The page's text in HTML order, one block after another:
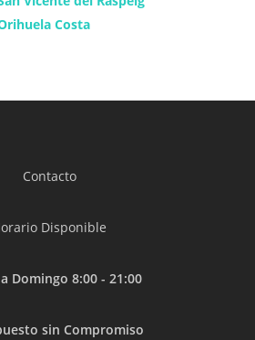
Costa
Contacto
Disponible
Domingo 8:00 - 21:00
sin Compromiso